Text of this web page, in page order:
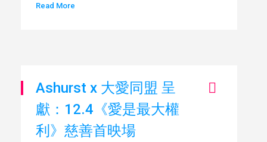
Read More
Ashurst x 大愛同盟 呈
獻：12.4《愛是最大權
利》慈善首映場